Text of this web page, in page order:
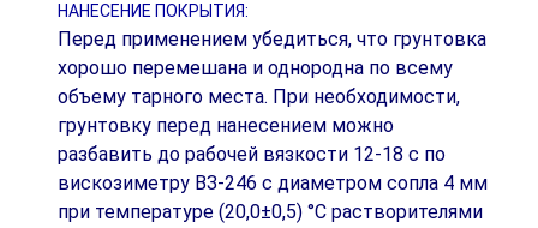
НАНЕСЕНИЕ ПОКРЫТИЯ:
Перед применением убедиться, что грунтовка
хорошо перемешана и однородна по всему
объему тарного места. При необходимости,
грунтовку перед нанесением можно
разбавить до рабочей вязкости 12-18 с по
вискозиметру ВЗ-246 с диаметром соплa 4 мм
при температуре (20,0±0,5) °С растворителями